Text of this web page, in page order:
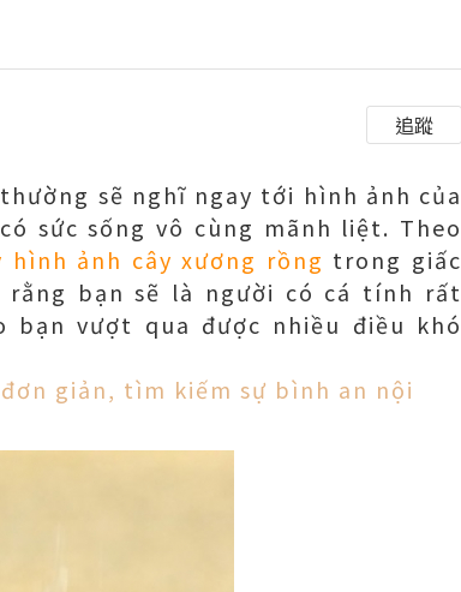
追蹤
sẽ nghĩ ngay tới hình ảnh của
sức sống vô cùng mãnh liệt. Theo
hình ảnh cây xương rồng trong giấc
bạn sẽ là người có cá tính rất
bạn vượt qua được nhiều điều khó
giản, tìm kiếm sự bình an nội